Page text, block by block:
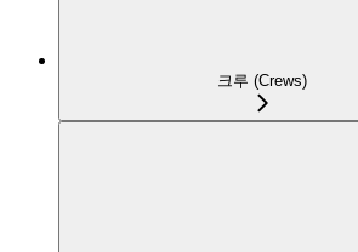
크루 (Crews)